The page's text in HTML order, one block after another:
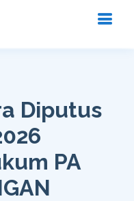
Diputus
PA